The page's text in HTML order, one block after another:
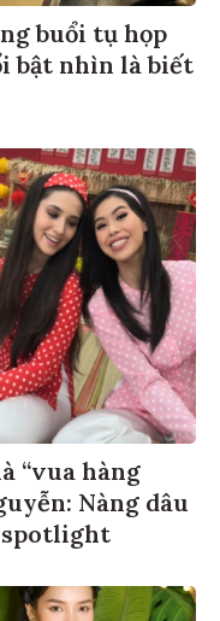
buổi tụ họp
bật nhìn là biết
“vua hàng
Nàng dâu
spotlight